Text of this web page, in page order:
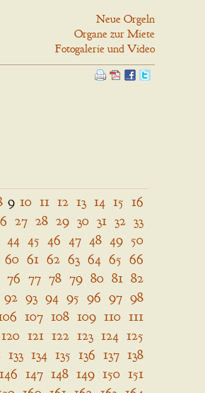
Neue Orgeln
Organe zur Miete
Fotogalerie und Video
9 10 11 12 13 14 15 16
27 28 29 30 31 32 33
44 45 46 47 48 49 50
60 61 62 63 64 65 66
76 77 78 79 80 81 82
92 93 94 95 96 97 98
107 108 109 110 111
120 121 122 123 124 125
133 134 135 136 137 138
146 147 148 149 150 151